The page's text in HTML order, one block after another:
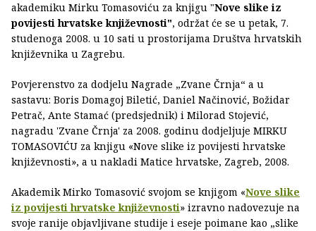
akademiku Mirku Tomasoviću za knjigu "Nove slike iz
povijesti hrvatske književnosti", održat će se u petak, 7.
studenoga 2008. u 10 sati u prostorijama Društva hrvatskih
književnika u Zagrebu.
Povjerenstvo za dodjelu Nagrade „Zvane Črnja“ a u
sastavu: Boris Domagoj Biletić, Daniel Načinović, Božidar
Petrač, Ante Stamać (predsjednik) i Milorad Stojević,
nagradu 'Zvane Črnja' za 2008. godinu dodjeljuje MIRKU
TOMASOVIĆU za knjigu «Nove slike iz povijesti hrvatske
književnosti», a u nakladi Matice hrvatske, Zagreb, 2008.
Akademik Mirko Tomasović svojom se knjigom «Nove slike
iz povijesti hrvatske književnosti» izravno nadovezuje na
svoje ranije objavljivane studije i eseje poimane kao „slike